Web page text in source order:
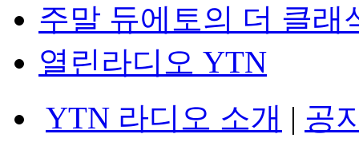
주말 듀에토의 더 클래
열린라디오 YTN
YTN 라디오 소개 | 공